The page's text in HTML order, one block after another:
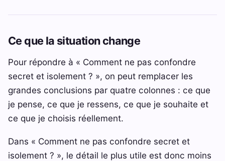
Ce que la situation change
Pour répondre à « Comment ne pas confondre
secret et isolement ? », on peut remplacer les
grandes conclusions par quatre colonnes : ce que
je pense, ce que je ressens, ce que je souhaite et
ce que je choisis réellement.
Dans « Comment ne pas confondre secret et
isolement ? », le détail le plus utile est donc moins